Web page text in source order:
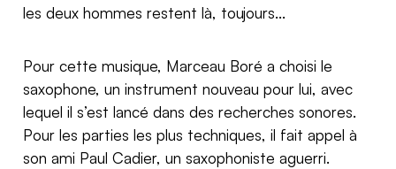
les deux hommes restent là, toujours...
Pour cette musique, Marceau Boré a choisi le
saxophone, un instrument nouveau pour lui, avec
lequel il s’est lancé dans des recherches sonores.
Pour les parties les plus techniques, il fait appel à
son ami Paul Cadier, un saxophoniste aguerri.